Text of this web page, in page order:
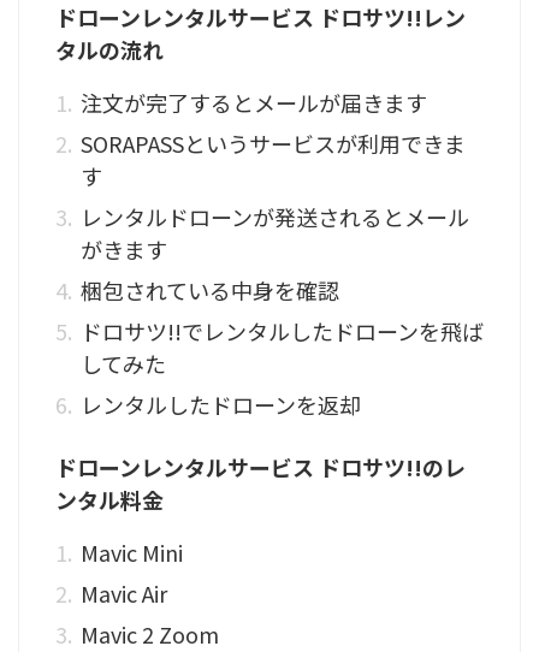
ドローンレンタルサービス ドロサツ!!レン
タルの流れ
注文が完了するとメールが届きます
SORAPASSというサービスが利用できま
す
レンタルドローンが発送されるとメール
がきます
梱包されている中身を確認
ドロサツ!!でレンタルしたドローンを飛ば
してみた
レンタルしたドローンを返却
ドローンレンタルサービス ドロサツ!!のレ
ンタル料金
Mavic Mini
Mavic Air
Mavic 2 Zoom